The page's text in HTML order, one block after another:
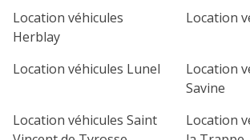
Location véhicules
Herblay
Location
Location véhicules Lunel
Location
Savine
Location véhicules Saint
Location